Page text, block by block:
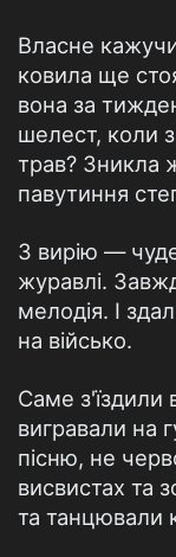
Власне
ковила ще
вона за
шелест, коли
трав? Зникла
павутиння
З вирію —
журавлі.
мелодія. І
на військо.
Саме з'їздили
вигравали на
пісню, не
висвистах та
та танцювали